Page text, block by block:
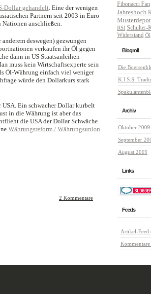
Dollar gehandelt. Eine der wenigen
Partnern seit 2003 in Euro
anschließen.
deswegen) gezwungen
verkaufen ihr Öl gegen
dann in US Staatsanleihen
muss kein Wirtschaftsexperte sein
Öl-Währung einfach viel weniger
würde den Dollarkurs stark
USA. Ein schwacher Dollar kurbelt
in die Währung ist aber das
die USA der Dollar Schwäche
Währungsreform / Währungsunion
2 Kommentare
Fibonacci Fan
Jahreshoch
Musterdepot
RSI Schulter-
Widerstand Öl
Blogroll
Die
K.I.S.S.
Archiv
Oktober 2009
September
August 2009
Links
Feeds
Artikel-Feed
Kommentare